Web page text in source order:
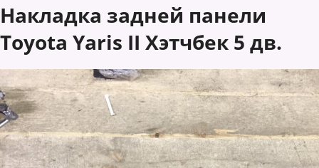
Накладка задней панели
Toyota Yaris II Хэтчбек 5 дв.